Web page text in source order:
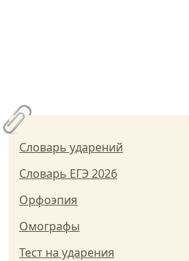
Словарь ударений
Словарь ЕГЭ 2026
Орфоэпия
Омографы
Тест на ударения